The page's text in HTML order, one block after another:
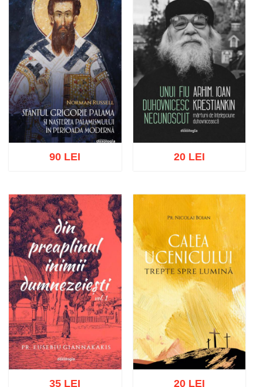
Adaugă în coș Wishlist
90 LEI
Adaugă în coș Wishlist
20 LEI
35 LEI 20 LEI